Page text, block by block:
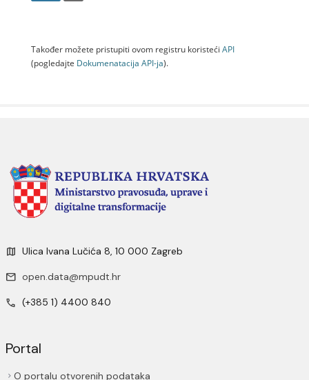
Također možete pristupiti ovom registru koristeći API
(pogledajte Dokumenаtаcijа API-jа).